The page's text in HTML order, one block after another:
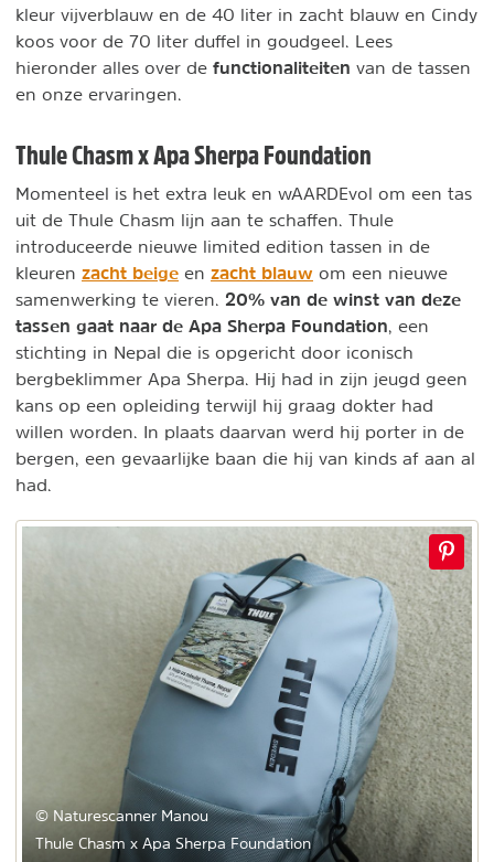
kleur vijverblauw en de 40 liter in zacht blauw en Cindy
koos voor de 70 liter duffel in goudgeel. Lees
hieronder alles over de functionaliteiten van de tassen
en onze ervaringen.
Thule Chasm x Apa Sherpa Foundation
Momenteel is het extra leuk en wAARDEvol om een tas
uit de Thule Chasm lijn aan te schaffen. Thule
introduceerde nieuwe limited edition tassen in de
kleuren zacht beige en zacht blauw om een nieuwe
samenwerking te vieren. 20% van de winst van deze
tassen gaat naar de Apa Sherpa Foundation , een
stichting in Nepal die is opgericht door iconisch
bergbeklimmer Apa Sherpa. Hij had in zijn jeugd geen
kans op een opleiding terwijl hij graag dokter had
willen worden. In plaats daarvan werd hij porter in de
bergen, een gevaarlijke baan die hij van kinds af aan al
had.
© Naturescanner Manou
Thule Chasm x Apa Sherpa Foundation